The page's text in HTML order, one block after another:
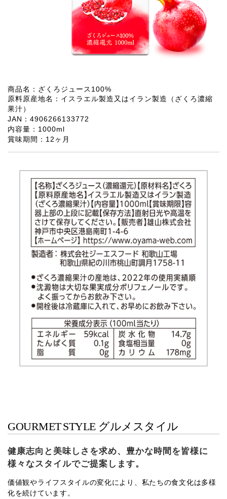
商品名：ざくろジュース100%
原料原産地名：イスラエル製造又はイラン製造（ざくろ濃縮
果汁）
JAN：4906266133772
内容量：1000ml
賞味期間：12ヶ月
GOURMET STYLE グルメスタイル
健康志向と美味しさを求め、豊かな時間を皆様に
様々なスタイルでご提案します。
価値観やライフスタイルの変化により、私たちの食文化は多様
化を続けています。